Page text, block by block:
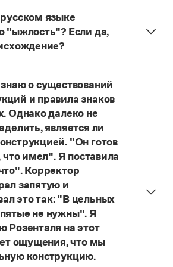
и пунктуации
теоретический курс
слова
имён
терминов
языке
"ыжлость"? Если да,
и не существовало. Это
о существований
и правила знаков
Однако далеко не
является ли
"Он готов
что имел". Я поставила
Корректор
запятую и
это так: "В цельных
не нужны". Я
Розенталя на этот
ощущения, что мы
конструкцию.